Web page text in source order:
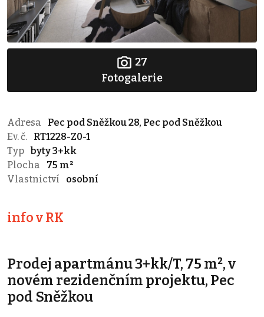
27
Fotogalerie
Adresa
Pec pod Sněžkou 28, Pec pod Sněžkou
Ev. č.
RT1228-Z0-1
Typ byty 3+kk
Plocha
75 m²
Vlastnictví
osobní
info v RK
Prodej apartmánu 3+kk/T, 75 m², v
novém rezidenčním projektu, Pec
pod Sněžkou